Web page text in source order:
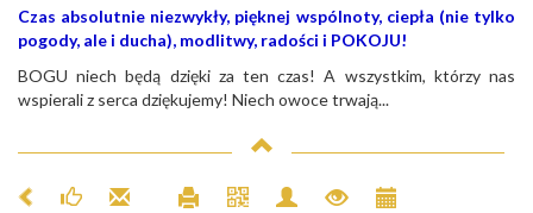
Czas absolutnie niezwykły, pięknej wspólnoty, ciepła (nie tylko
pogody, ale i ducha), modlitwy, radości i POKOJU!
BOGU niech będą dzięki za ten czas! A wszystkim, którzy nas
wspierali z serca dziękujemy! Niech owoce trwają...